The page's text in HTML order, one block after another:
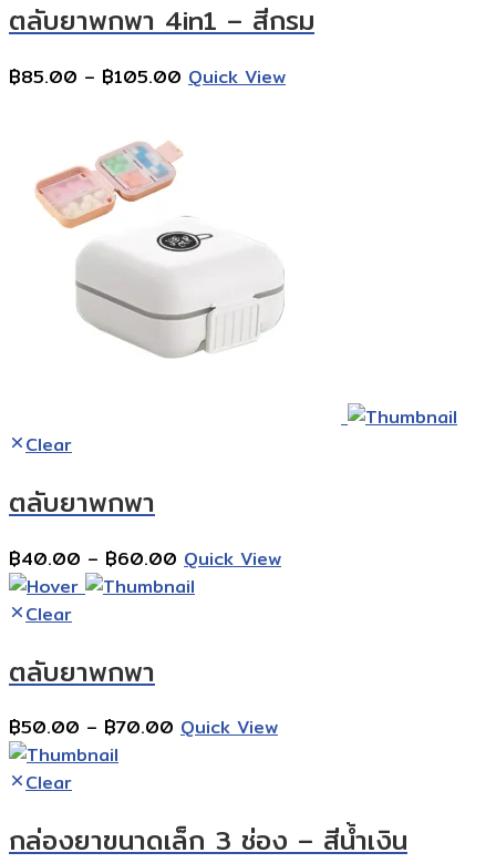
฿100.00
ตลับยาพกพา 4in1 – สีกรม
฿85.00 – ฿105.00 Price
through
Quick View
Clear
ตลับยาพกพา
฿40.00 – ฿60.00 Price
range:
Quick View
Clear
ตลับยาพกพา
฿50.00 – ฿70.00 Price
฿70.00
Quick View
Clear
กล่องยาขนาดเล็ก 3 ช่อง – สีนํ้าเงิน